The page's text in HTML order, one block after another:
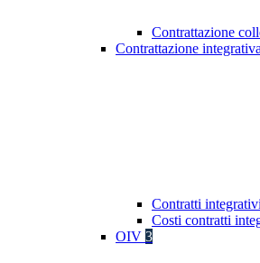
Contrattazione
Contrattazione integrativa
Contratti integrativi
Costi contratti
OIV 3